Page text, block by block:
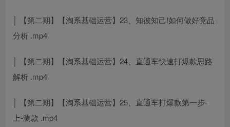
│ 【第二期】【淘系基础运营】23、知彼知己!如何做好竞品
分析 .mp4
│ 【第二期】【淘系基础运营】24、直通车快速打爆款思路
解析 .mp4
│ 【第二期】【淘系基础运营】25、直通车打爆款第一步-
上-测款 .mp4